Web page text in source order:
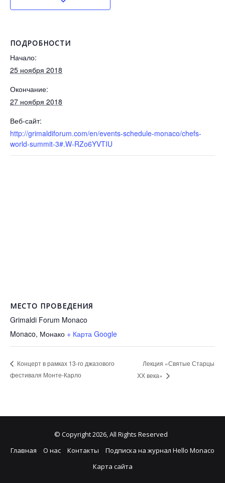
ПОДРОБНОСТИ
Начало:
25 ноября 2018
Окончание:
27 ноября 2018
Веб-сайт:
http://grimaldiforum.com/en/events-schedule-monaco/chefs-
world-summit-3#.W-RZo6YVTIU
МЕСТО ПРОВЕДЕНИЯ
Grimaldi Forum Monaco
Monaco, Монако + Карта Google
Концерт в рамках 13-го джазового
фестиваля Монте-Карло
Лекция «Святые Старцы
ХХ века»
© Copyright 2026, All Rights Reserved
Главная
О нас Контакты
Подписка на журнал Hello Monaco
Карта сайта